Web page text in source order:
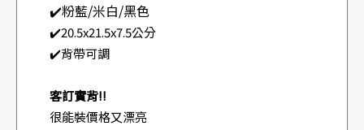
✔️粉藍/米白/黑色
✔️20.5x21.5x7.5公分
✔️背帶可調
客訂實背!!
很能裝價格又漂亮